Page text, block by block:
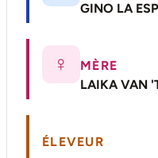
GINO LA
♀
MÈRE
LAIKA VAN
ÉLEVEUR